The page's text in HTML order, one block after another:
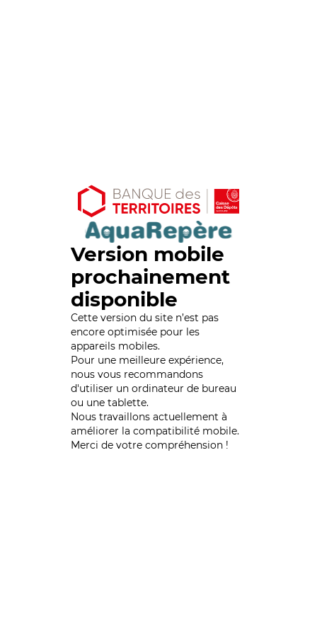
Version mobile
prochainement
disponible
Cette version du site n’est pas
encore optimisée pour les
appareils mobiles.
Pour une meilleure expérience,
nous vous recommandons
d'utiliser un ordinateur de bureau
ou une tablette.
Nous travaillons actuellement à
améliorer la compatibilité mobile.
Merci de votre compréhension !